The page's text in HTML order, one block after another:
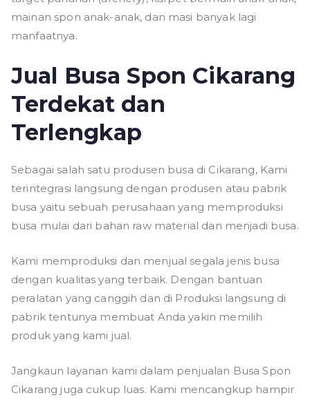
mainan spon anak-anak, dan masi banyak lagi
manfaatnya.
Jual Busa Spon Cikarang
Terdekat dan
Terlengkap
Sebagai salah satu produsen busa di Cikarang, Kami
terintegrasi langsung dengan produsen atau pabrik
busa yaitu sebuah perusahaan yang memproduksi
busa mulai dari bahan raw material dan menjadi busa.
Kami memproduksi dan menjual segala jenis busa
dengan kualitas yang terbaik. Dengan bantuan
peralatan yang canggih dan di Produksi langsung di
pabrik tentunya membuat Anda yakin memilih
produk yang kami jual.
Jangkaun layanan kami dalam penjualan Busa Spon
Cikarang juga cukup luas. Kami mencangkup hampir